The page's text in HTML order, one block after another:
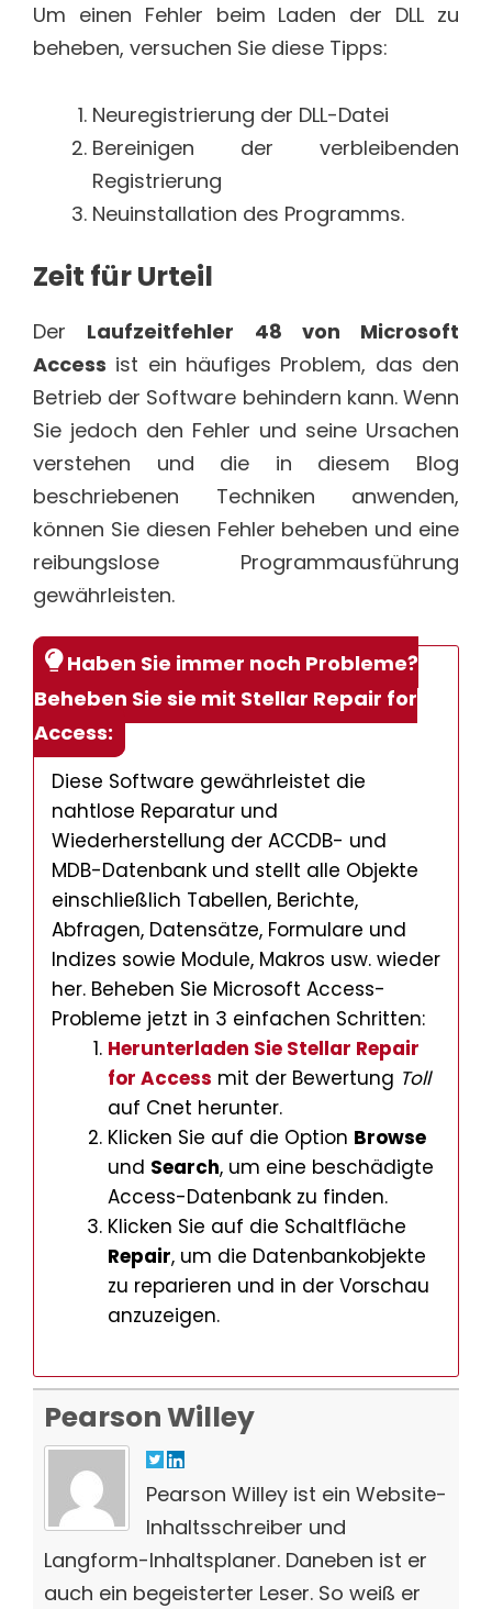
Um einen Fehler beim Laden der DLL zu
beheben, versuchen Sie diese Tipps:
Neuregistrierung der DLL-Datei
Bereinigen der verbleibenden
Registrierung
Neuinstallation des Programms.
Zeit für Urteil
Der Laufzeitfehler 48 von Microsoft
Access ist ein häufiges Problem, das den
Betrieb der Software behindern kann. Wenn
Sie jedoch den Fehler und seine Ursachen
verstehen und die in diesem Blog
beschriebenen Techniken anwenden,
können Sie diesen Fehler beheben und eine
reibungslose Programmausführung
gewährleisten.
Haben Sie immer noch Probleme?
Beheben Sie sie mit Stellar Repair for
Access:
Diese Software gewährleistet die
nahtlose Reparatur und
Wiederherstellung der ACCDB- und
MDB-Datenbank und stellt alle Objekte
einschließlich Tabellen, Berichte,
Abfragen, Datensätze, Formulare und
Indizes sowie Module, Makros usw. wieder
her. Beheben Sie Microsoft Access-
Probleme jetzt in 3 einfachen Schritten:
Herunterladen Sie Stellar Repair
for Access mit der Bewertung Toll
auf Cnet herunter.
Klicken Sie auf die Option Browse
und Search, um eine beschädigte
Access-Datenbank zu finden.
Klicken Sie auf die Schaltfläche
Repair, um die Datenbankobjekte
zu reparieren und in der Vorschau
anzuzeigen.
Pearson Willey
Pearson Willey ist ein Website-
Inhaltsschreiber und
Langform-Inhaltsplaner. Daneben ist er
auch ein begeisterter Leser. So weiß er